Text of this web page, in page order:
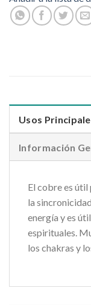
Usos
Información
El cobre es
la
energía y es
espirituales.
los chakras y